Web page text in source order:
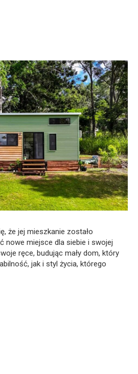
że jej mieszkanie zostało
nowe miejsce dla siebie i swojej
ręce, budując mały dom, który
jak i styl życia, którego